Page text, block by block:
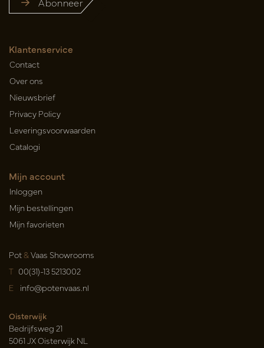
Abonneer
Klantenservice
Contact
Over ons
Nieuwsbrief
Privacy Policy
Leveringsvoorwaarden
Catalogi
Mijn account
Inloggen
Mijn bestellingen
Mijn favorieten
Pot&Vaas Showrooms
T 00(31)-13 5213002
E info@potenvaas.nl
Oisterwijk
Bedrijfsweg 21
5061 JX Oisterwijk NL